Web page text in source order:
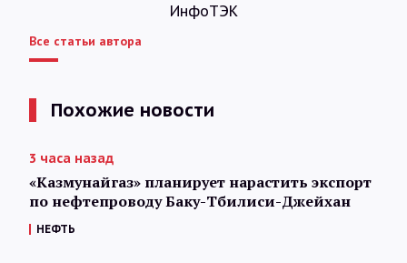
ИнфоТЭК
Все статьи автора
Похожие новости
3 часа назад
«Казмунайгаз» планирует нарастить экспорт
по нефтепроводу Баку-Тбилиси-Джейхан
НЕФТЬ